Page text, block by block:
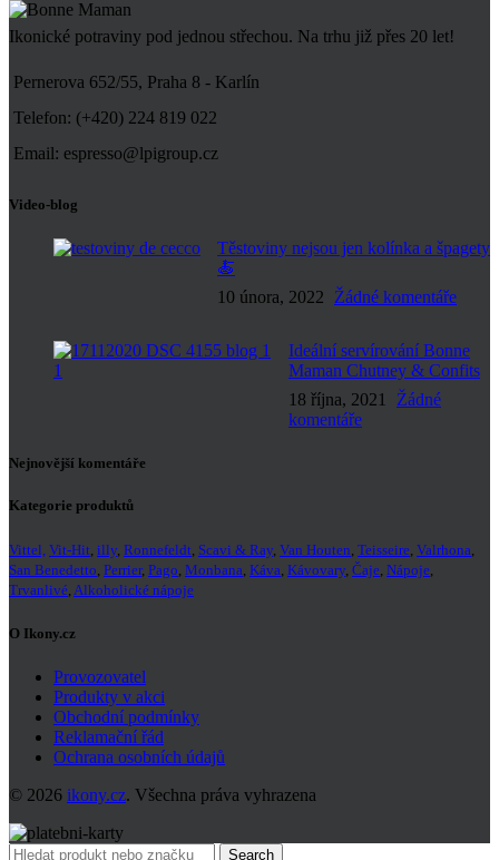
Ikonické potraviny pod jednou střechou. Na trhu již přes 20 let!
Pernerova 652/55, Praha 8 - Karlín
Telefon: (+420) 224 819 022
Email: espresso@lpigroup.cz
Video-blog
Těstoviny nejsou jen kolínka a špagety
🍝
10 února, 2022
Žádné komentáře
Ideální servírování Bonne
Maman Chutney & Confits
18 října, 2021
Žádné
komentáře
Nejnovější komentáře
Kategorie produktů
Vittel, Vit-Hit, illy, Ronnefeldt, Scavi & Ray, Van Houten, Teisseire, Valrhona,
San Benedetto, Perrier, Pago, Monbana, Káva, Kávovary, Čaje, Nápoje,
Trvanlivé, Alkoholické nápoje
O Ikony.cz
Provozovatel
Produkty v akci
Obchodní podmínky
Reklamační řád
Ochrana osobních údajů
© 2026 ikony.cz. Všechna práva vyhrazena
Search